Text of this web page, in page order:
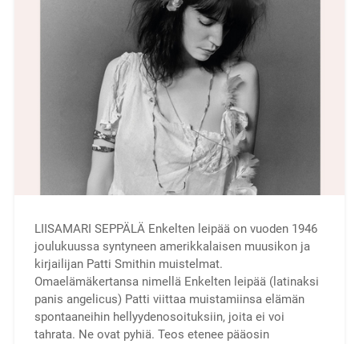
LIISAMARI SEPPÄLÄ Enkelten leipää on vuoden 1946
joulukuussa syntyneen amerikkalaisen muusikon ja
kirjailijan Patti Smithin muistelmat.
Omaelämäkertansa nimellä Enkelten leipää (latinaksi
panis angelicus) Patti viittaa muistamiinsa elämän
spontaaneihin hellyydenosoituksiin, joita ei voi
tahrata. Ne ovat pyhiä. Teos etenee pääosin